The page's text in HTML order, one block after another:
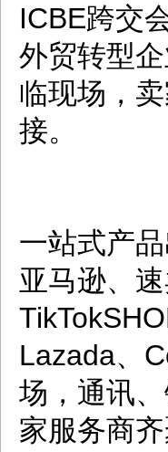
ICBE跨交
外贸转型
临现场，
接。
一站式产
亚马逊、
Lazada、
场，通讯
家服务商